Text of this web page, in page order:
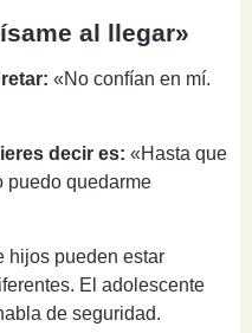
al llegar»
«No confían en mí.
decir es: «Hasta que
puedo quedarme
hijos pueden estar
El adolescente
de seguridad.